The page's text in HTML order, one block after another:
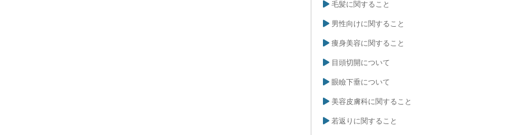
毛髪に関すること
男性向けに関すること
痩身美容に関すること
目頭切開について
眼瞼下垂について
美容皮膚科に関すること
若返りに関すること